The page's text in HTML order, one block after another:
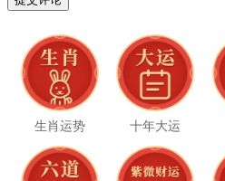
生肖运势 十年大运